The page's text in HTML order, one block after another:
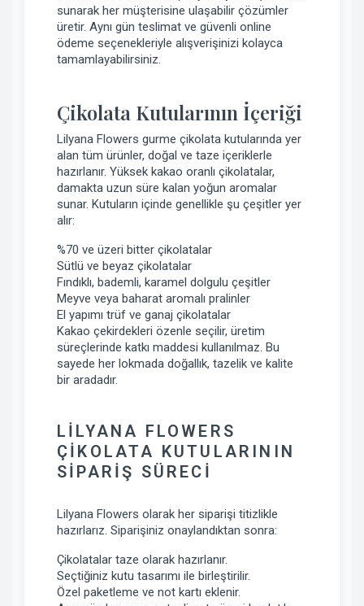
sunarak her müşterisine ulaşabilir çözümler
üretir. Aynı gün teslimat ve güvenli online
ödeme seçenekleriyle alışverişinizi kolayca
tamamlayabilirsiniz.
Çikolata Kutularının İçeriği
Lilyana Flowers gurme çikolata kutularında yer
alan tüm ürünler, doğal ve taze içeriklerle
hazırlanır. Yüksek kakao oranlı çikolatalar,
damakta uzun süre kalan yoğun aromalar
sunar. Kutuların içinde genellikle şu çeşitler yer
alır:
%70 ve üzeri bitter çikolatalar
Sütlü ve beyaz çikolatalar
Fındıklı, bademli, karamel dolgulu çeşitler
Meyve veya baharat aromalı pralinler
El yapımı trüf ve ganaj çikolatalar
Kakao çekirdekleri özenle seçilir, üretim
süreçlerinde katkı maddesi kullanılmaz. Bu
sayede her lokmada doğallık, tazelik ve kalite
bir aradadır.
LILYANA FLOWERS
ÇIKOLATA KUTULARININ
SIPARIŞ SÜRECI
Lilyana Flowers olarak her siparişi titizlikle
hazırlarız. Siparişiniz onaylandıktan sonra:
Çikolatalar taze olarak hazırlanır.
Seçtiğiniz kutu tasarımı ile birleştirilir.
Özel paketleme ve not kartı eklenir.